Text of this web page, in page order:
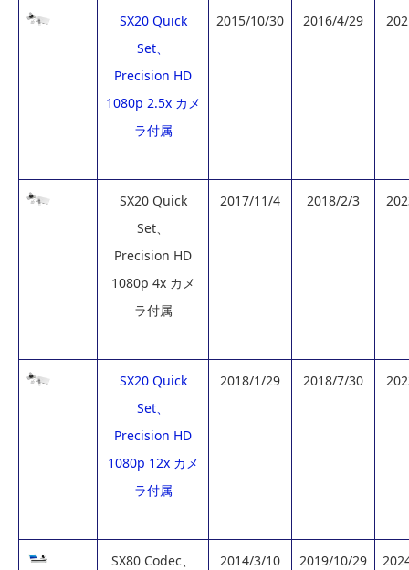
SX20 Quick
Set、
Precision HD
1080p 2.5x カメ
ラ付属
2015/10/30 2016/4/29
SX20 Quick
Set、
Precision HD
1080p 4x カメ
ラ付属
2017/11/4 2018/2/3
SX20 Quick
Set、
Precision HD
1080p 12x カメ
ラ付属
2018/1/29 2018/7/30
SX80 Codec、
2014/3/10 2019/10/29